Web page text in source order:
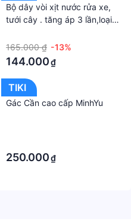
Bộ dây vòi xịt nước rửa xe,
tưới cây . tăng áp 3 lần,loại
đồng,cút,nối nhựa vàng+
tặng móc khoá
165.000 ₫ -13%
144.000₫
TIKI
Gác Cần cao cấp MinhYu
250.000₫